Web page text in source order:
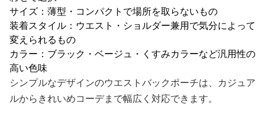
サイズ：薄型・コンパクトで場所を取らないもの
装着スタイル：ウエスト・ショルダー兼用で気分によって
変えられるもの
カラー：ブラック・ベージュ・くすみカラーなど汎用性の
高い色味
シンプルなデザインのウエストバックポーチは、カジュア
ルからきれいめコーデまで幅広く対応できます。